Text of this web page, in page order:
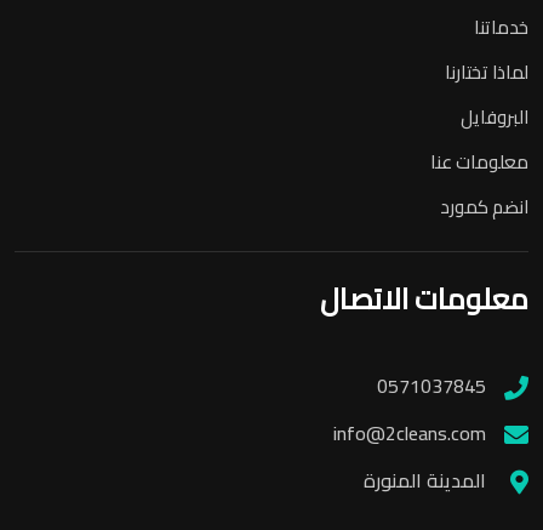
خدماتنا
لماذا تختارنا
البروفايل
معلومات عنا
انضم كمورد
معلومات الاتصال
0571037845
info@2cleans.com
المدينة المنورة